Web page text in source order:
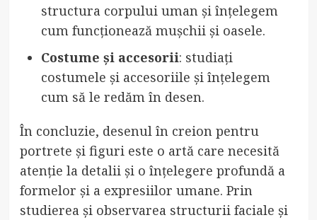
structura corpului uman și înțelegem
cum funcționează mușchii și oasele.
Costume și accesorii: studiați
costumele și accesoriile și înțelegem
cum să le redăm în desen.
În concluzie, desenul în creion pentru
portrete și figuri este o artă care necesită
atenție la detalii și o înțelegere profundă a
formelor și a expresiilor umane. Prin
studierea și observarea structurii faciale și